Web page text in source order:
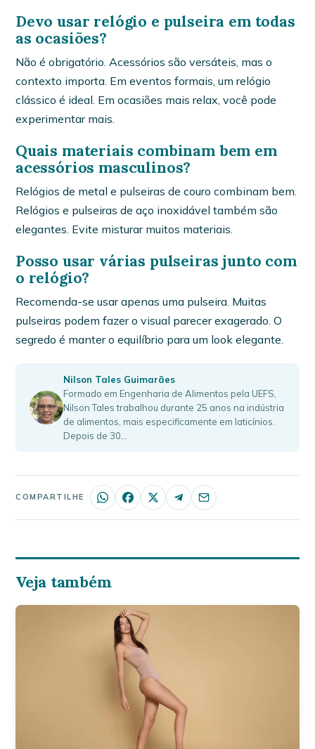
Devo usar relógio e pulseira em todas
as ocasiões?
Não é obrigatório. Acessórios são versáteis, mas o
contexto importa. Em eventos formais, um relógio
clássico é ideal. Em ocasiões mais relax, você pode
experimentar mais.
Quais materiais combinam bem em
acessórios masculinos?
Relógios de metal e pulseiras de couro combinam bem.
Relógios e pulseiras de aço inoxidável também são
elegantes. Evite misturar muitos materiais.
Posso usar várias pulseiras junto com
o relógio?
Recomenda-se usar apenas uma pulseira. Muitas
pulseiras podem fazer o visual parecer exagerado. O
segredo é manter o equilíbrio para um look elegante.
Nilson Tales Guimarães
Formado em Engenharia de Alimentos pela UEFS,
Nilson Tales trabalhou durante 25 anos na indústria
de alimentos, mais especificamente em laticínios.
Depois de 30…
COMPARTILHE
Veja também